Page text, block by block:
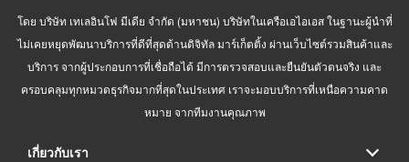
โดย บริษัท เทเลอินโฟ มีเดีย จำกัด (มหาชน) บริษัทในเครือเอไอเอส ในฐานะผู้นำที่
ไม่เคยหยุดพัฒนาบริการที่ดีที่สุดด้านดิจิทัล มาร์เก็ตติ้ง ผ่านเว็บไซต์รวมสินค้าและ
บริการ จากผู้ประกอบการที่เชื่อถือได้ มีการตรวจสอบและยืนยันตัวตนจริง และ
ครอบคลุมทุกหมวดธุรกิจมากที่สุดในประเทศ เราจะมอบบริการที่เหนือความคาด
หมาย จากทีมงานคุณภาพ
เกี่ยวกับเรา